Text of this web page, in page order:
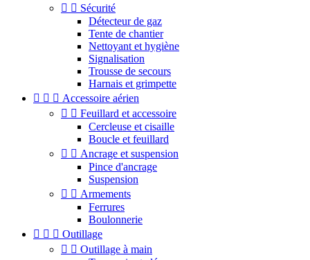
  Sécurité
Détecteur de gaz
Tente de chantier
Nettoyant et hygiène
Signalisation
Trousse de secours
Harnais et grimpette
   Accessoire aérien
  Feuillard et accessoire
Cercleuse et cisaille
Boucle et feuillard
  Ancrage et suspension
Pince d'ancrage
Suspension
  Armements
Ferrures
Boulonnerie
   Outillage
  Outillage à main